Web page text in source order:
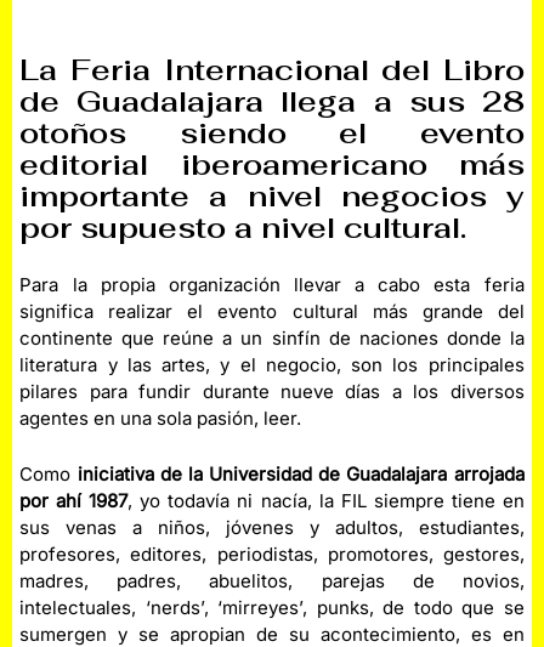
La Feria Internacional del Libro
de Guadalajara llega a sus 28
otoños siendo el evento
editorial iberoamericano más
importante a nivel negocios y
por supuesto a nivel cultural.
Para la propia organización llevar a cabo esta feria
significa realizar el evento cultural más grande del
continente que reúne a un sinfín de naciones donde la
literatura y las artes, y el negocio, son los principales
pilares para fundir durante nueve días a los diversos
agentes en una sola pasión, leer.
Como iniciativa de la Universidad de Guadalajara arrojada
por ahí 1987, yo todavía ni nacía, la FIL siempre tiene en
sus venas a niños, jóvenes y adultos, estudiantes,
profesores, editores, periodistas, promotores, gestores,
madres, padres, abuelitos, parejas de novios,
intelectuales, ‘nerds’, ‘mirreyes’, punks, de todo que se
sumergen y se apropian de su acontecimiento, es en